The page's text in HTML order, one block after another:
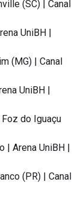
(SC) | Canal
UniBH |
(MG) | Canal
UniBH |
do Iguaçu
| Arena UniBH |
(PR) | Canal